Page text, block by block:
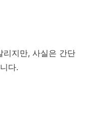
리지만, 사실은 간단
다.